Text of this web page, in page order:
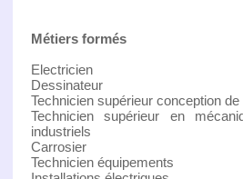
Métiers formés
Electricien
Dessinateur
Technicien supérieur conception
Technicien supérieur en
industriels
Carrosier
Technicien équipements